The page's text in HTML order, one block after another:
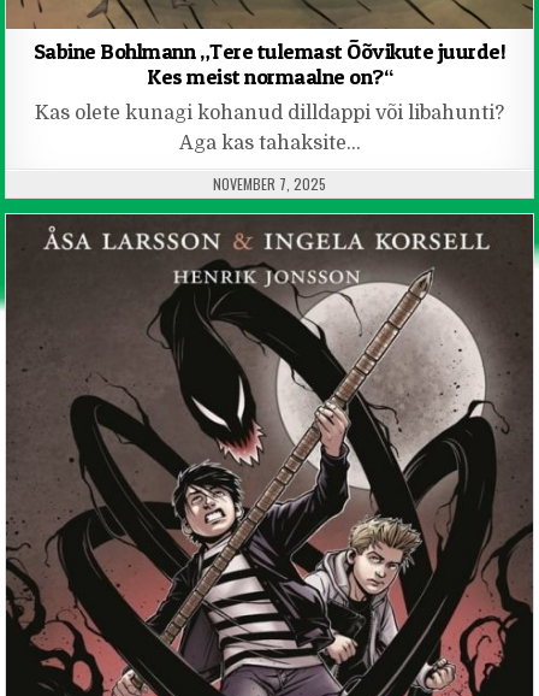
Sabine Bohlmann „Tere tulemast Õõvikute juurde!
Kes meist normaalne on?“
Kas olete kunagi kohanud dilldappi või libahunti?
Aga kas tahaksite…
PUBLISHED DATE:
NOVEMBER 7, 2025